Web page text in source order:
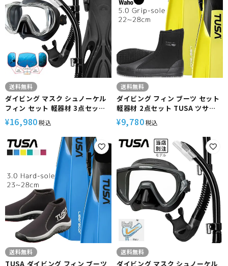
送料無料
ダイビング マスク シュノーケル
フィン セット 軽器材 3点セット
TUSA ツサ ダイビングマスク ス
ノーケル ストラップフィン スキ
ンダイビング スキューバダイビ
ング 軽器材 セット 【m3001-
sp170-alakai】
¥16,980税込
送料無料
ダイビング フィン ブーツ セット
軽器材 2点セット TUSA ツサ
sf0113 リブレーター ストラップ
フィン ダイビングブーツ シュノ
ーケリング スキンダイビング ス
キューバダイビング 【sf0113-
5.0Hboot】
¥9,780税込
送料無料
TUSA ダイビング フィン ブーツ
送料無料
ダイビング マスク シュノーケル